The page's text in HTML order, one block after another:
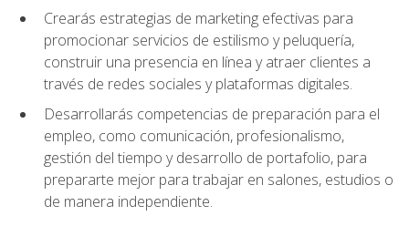
Crearás estrategias de marketing efectivas para
promocionar servicios de estilismo y peluquería,
construir una presencia en línea y atraer clientes a
través de redes sociales y plataformas digitales.
Desarrollarás competencias de preparación para el
empleo, como comunicación, profesionalismo,
gestión del tiempo y desarrollo de portafolio, para
prepararte mejor para trabajar en salones, estudios o
de manera independiente.